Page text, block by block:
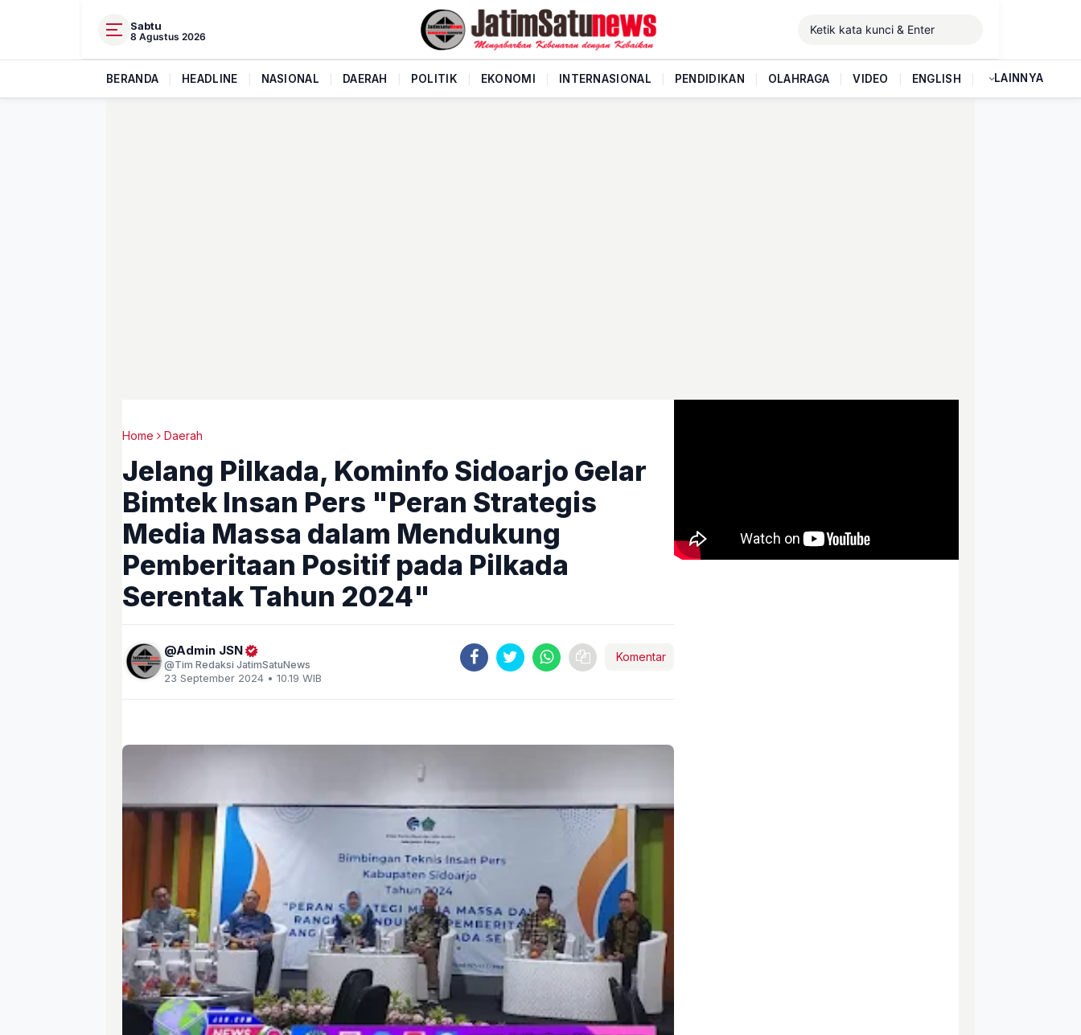
Sabtu
8 Agustus 2026
BERANDA HEADLINE NASIONAL DAERAH POLITIK EKONOMI INTERNASIONAL PENDIDIKAN OLAHRAGA VIDEO ENGLISH LAINNYA
Home Daerah
Jelang Pilkada, Kominfo Sidoarjo Gelar
Bimtek Insan Pers "Peran Strategis
Media Massa dalam Mendukung
Pemberitaan Positif pada Pilkada
Serentak Tahun 2024"
Admin JSN
Tim Redaksi JatimSatuNews
23 September 2024 • 10.19 WIB
Komentar